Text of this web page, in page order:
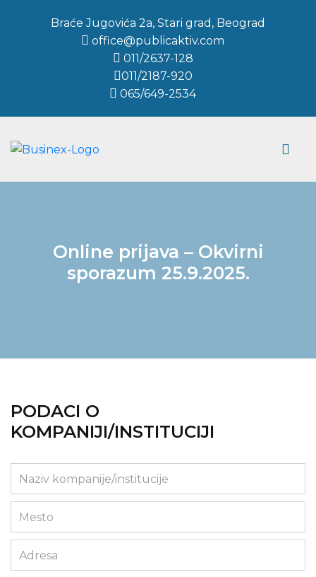
Braće Jugovića 2a, Stari grad, Beograd
office@publicaktiv.com
011/2637-128
011/2187-920
065/649-2534
Online prijava – Okvirni
sporazum 25.9.2025.
PODACI O
KOMPANIJI/INSTITUCIJI